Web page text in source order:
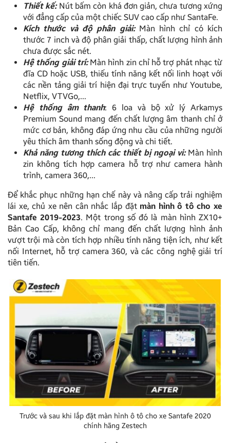
Thiết kế:Nút bấm còn khá đơn giản, chưa tương xứng
với đẳng cấp của một chiếc SUV cao cấp như SantaFe.
Kích thước và độ phân giải:Màn hình chỉ có kích
thước 7 inch và độ phân giải thấp, chất lượng hình ảnh
chưa được sắc nét.
Hệ thống giải trí: Màn hình zin chỉ hỗ trợ phát nhạc từ
đĩa CD hoặc USB, thiếu tính năng kết nối linh hoạt với
các nền tảng giải trí hiện đại trực tuyến như Youtube,
Netflix, VTVGo,…
Hệ thống âm thanh: 6 loa và bộ xử lý Arkamys
Premium Sound mang đến chất lượng âm thanh chỉ ở
mức cơ bản, không đáp ứng nhu cầu của những người
yêu thích âm thanh sống động và chi tiết.
Khả năng tương thích các thiết bị ngoại vi:Màn hình
zin không tích hợp camera hỗ trợ như camera hành
trình, camera 360,…
Để khắc phục những hạn chế này và nâng cấp trải nghiệm
lái xe, chủ xe nên cân nhắc lắp đặt màn hình ô tô cho xe
Santafe 2019-2023. Một trong số đó là màn hình ZX10+
Bản Cao Cấp, không chỉ mang đến chất lượng hình ảnh
vượt trội mà còn tích hợp nhiều tính năng tiện ích, như kết
nối Internet, hỗ trợ camera 360, và các công nghệ giải trí
tiên tiến.
Trước và sau khi lắp đặt màn hình ô tô cho xe Santafe 2020
chính hãng Zestech